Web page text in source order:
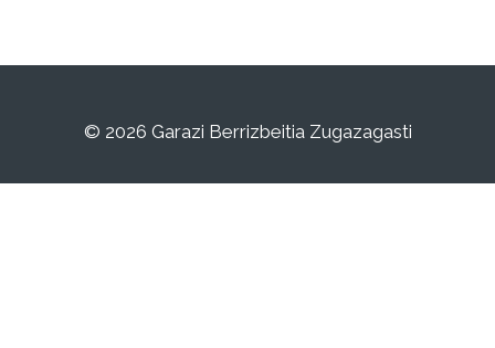
© 2026 Garazi Berrizbeitia Zugazagasti